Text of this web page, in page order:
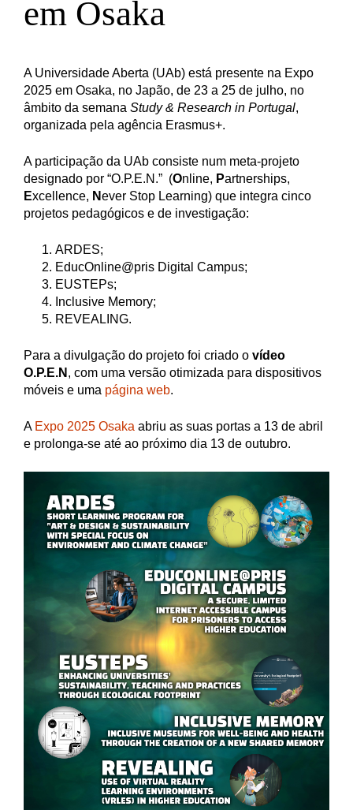
em Osaka
A Universidade Aberta (UAb) está presente na Expo
2025 em Osaka, no Japão, de 23 a 25 de julho, no
âmbito da semana Study & Research in Portugal,
organizada pela agência Erasmus+.
A participação da UAb consiste num meta-projeto
designado por “O.P.E.N.” (Online, Partnerships,
Excellence, Never Stop Learning) que integra cinco
projetos pedagógicos e de investigação:
ARDES;
EducOnline@pris Digital Campus;
EUSTEPs;
Inclusive Memory;
REVEALING.
Para a divulgação do projeto foi criado o vídeo
O.P.E.N , com uma versão otimizada para dispositivos
móveis e uma página web.
A Expo 2025 Osaka abriu as suas portas a 13 de abril
e prolonga-se até ao próximo dia 13 de outubro.